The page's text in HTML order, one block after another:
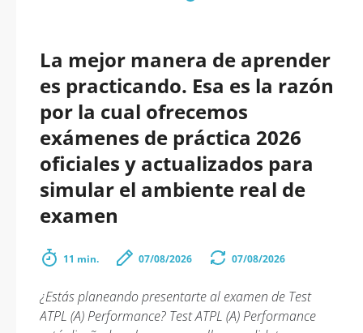
La mejor manera de aprender
es practicando. Esa es la razón
por la cual ofrecemos
exámenes de práctica 2026
oficiales y actualizados para
simular el ambiente real de
examen
11 min. 07/08/2026 07/08/2026
¿Estás planeando presentarte al examen de Test
ATPL (A) Performance? Test ATPL (A) Performance